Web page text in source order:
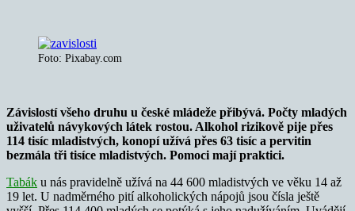
Foto: Pixabay.com
Závislostí všeho druhu u české mládeže přibývá. Počty mladých
uživatelů návykových látek rostou. Alkohol rizikově pije přes
114 tisíc mladistvých, konopí užívá přes 63 tisíc a pervitin
bezmála tři tisíce mladistvých. Pomoci mají praktici.
Tabák u nás pravidelně užívá na 44 600 mladistvých ve věku 14 až
19 let. U nadměrného pití alkoholických nápojů jsou čísla ještě